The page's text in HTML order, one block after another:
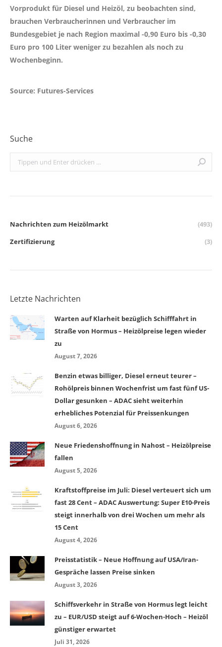
Vorprodukt für Diesel und Heizöl, zu beobachten sind,
brauchen Verbraucherinnen und Verbraucher im
Bundesgebiet je nach Region maximal -0,90 Euro bis -0,30
Euro pro 100 Liter weniger zu bezahlen als noch zu
Wochenbeginn.
Source: Futures-Services
Suche
Search:
Nachrichten zum Heizölmarkt
(493)
Zertifizierung
(3)
Letzte Nachrichten
Warten auf Klarheit bezüglich Schifffahrt in
Straße von Hormus – Heizölpreise legen wieder
zu
August 7, 2026
Benzin etwas billiger, Diesel erneut teurer –
Rohölpreis binnen Wochenfrist um fast fünf US-
Dollar gesunken – ADAC sieht weiterhin
erhebliches Potenzial für Preissenkungen
August 6, 2026
Neue Friedenshoffnung in Nahost – Heizölpreise
fallen
August 5, 2026
Kraftstoffpreise im Juli: Diesel verteuert sich um
fast 28 Cent – ADAC Auswertung: Super E10-Preis
steigt innerhalb von drei Wochen um mehr als
15 Cent
August 4, 2026
Preisstatistik – Neue Hoffnung auf USA/Iran-
Gespräche lassen Preise sinken
August 3, 2026
Schiffsverkehr in Straße von Hormus legt leicht
zu – EUR/USD steigt auf 6-Wochen-Hoch – Heizöl
günstiger erwartet
Juli 31, 2026